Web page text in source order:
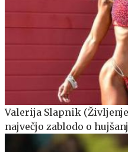
Valerija Slapnik
največjo zablodo o